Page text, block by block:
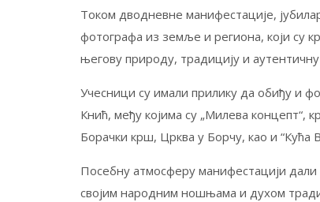
Током дводневне манифестације,
фотографа из земље и региона, који су
његову природу, традицију и
Учесници су имали прилику да обиђу и
Кнић, међу којима су „Милева концепт“,
Борачки крш, Црква у Борчу, као и “Кућа
Посебну атмосферу манифестацији
својим народним ношњама и духом